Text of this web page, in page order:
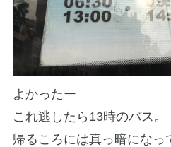
よかったー
これ逃したら13時のバス。
帰るころには真っ暗になっ